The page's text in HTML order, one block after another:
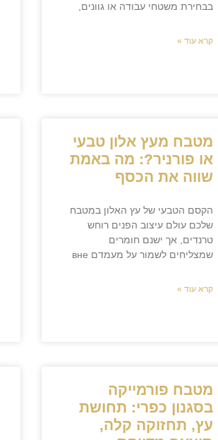
בבחירת משטחי עבודה או גוונים,
קרא עוד »
מטבח מעץ אלון טבעי
או פורניר?: מה באמת
שווה את הכסף
הקסם הטבעי של עץ האלון במטבח
שלכם עולם עיצוב הפנים רוחש
טרנדים, אך ישנם חומרים
שמצליחים לשמור על מעמדם вне
קרא עוד »
מטבח פורמייקה
בסגנון כפרי: תחושת
עץ, תחזוקה קלה,